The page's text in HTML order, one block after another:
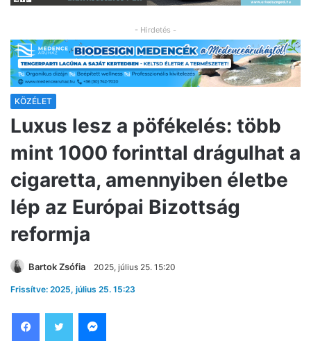
- Hirdetés -
KÖZÉLET
Luxus lesz a pöfékelés: több
mint 1000 forinttal drágulhat a
cigaretta, amennyiben életbe
lép az Európai Bizottság
reformja
Bartok Zsófia 2025, július 25. 15:20
Frissítve: 2025, július 25. 15:23